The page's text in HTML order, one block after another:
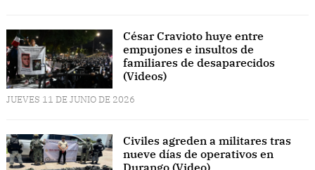
César Cravioto huye entre
empujones e insultos de
familiares de desaparecidos
(Videos)
JUEVES 11 DE JUNIO DE 2026
Civiles agreden a militares tras
nueve días de operativos en
Durango (Video)